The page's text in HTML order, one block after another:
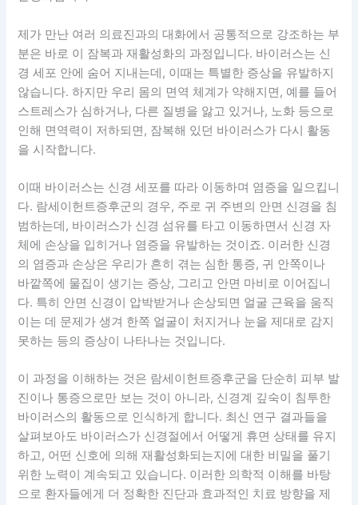
제가 만난 여러 의료진과의 대화에서 공통적으로 강조하는 부
분은 바로 이 잠복과 재활성화의 과정입니다. 바이러스는 신
경 세포 안에 숨어 지내는데, 이때는 특별한 증상을 유발하지
않습니다. 하지만 우리 몸의 면역 체계가 약해지면, 예를 들어
스트레스가 심하거나, 다른 질병을 앓고 있거나, 노화 등으로
인해 면역력이 저하되면, 잠복해 있던 바이러스가 다시 활동
을 시작합니다.
이때 바이러스는 신경 세포를 따라 이동하며 염증을 일으킵니
다. 람세이헌트증후군의 경우, 주로 귀 주변의 안면 신경을 침
범하는데, 바이러스가 신경 섬유를 타고 이동하면서 신경 자
체에 손상을 입히거나 염증을 유발하는 것이죠. 이러한 신경
의 염증과 손상은 우리가 흔히 겪는 심한 통증, 귀 안쪽이나
바깥쪽에 물집이 생기는 증상, 그리고 안면 마비로 이어집니
다. 특히 안면 신경이 압박받거나 손상되면 얼굴 근육을 움직
이는 데 문제가 생겨 한쪽 얼굴이 처지거나 눈을 제대로 감지
못하는 등의 증상이 나타나는 것입니다.
이 과정을 이해하는 것은 람세이헌트증후군을 단순히 피부 발
진이나 통증으로만 보는 것이 아니라, 신경계 깊숙이 침투한
바이러스의 활동으로 인식하게 합니다. 최신 연구 결과들을
살펴보아도 바이러스가 신경절에서 어떻게 휴면 상태를 유지
하고, 어떤 신호에 의해 재활성화되는지에 대한 비밀을 풀기
위한 노력이 계속되고 있습니다. 이러한 의학적 이해를 바탕
으로 환자들에게 더 정확한 진단과 효과적인 치료 방향을 제